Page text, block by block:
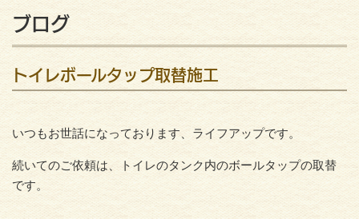
ブログ
トイレボールタップ取替施工
いつもお世話になっております、ライフアップです。
続いてのご依頼は、トイレのタンク内のボールタップの取替
です。